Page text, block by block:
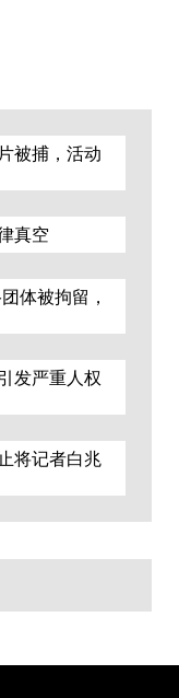
被捕，活动
真空
体被拘留，
发严重人权
将记者白兆